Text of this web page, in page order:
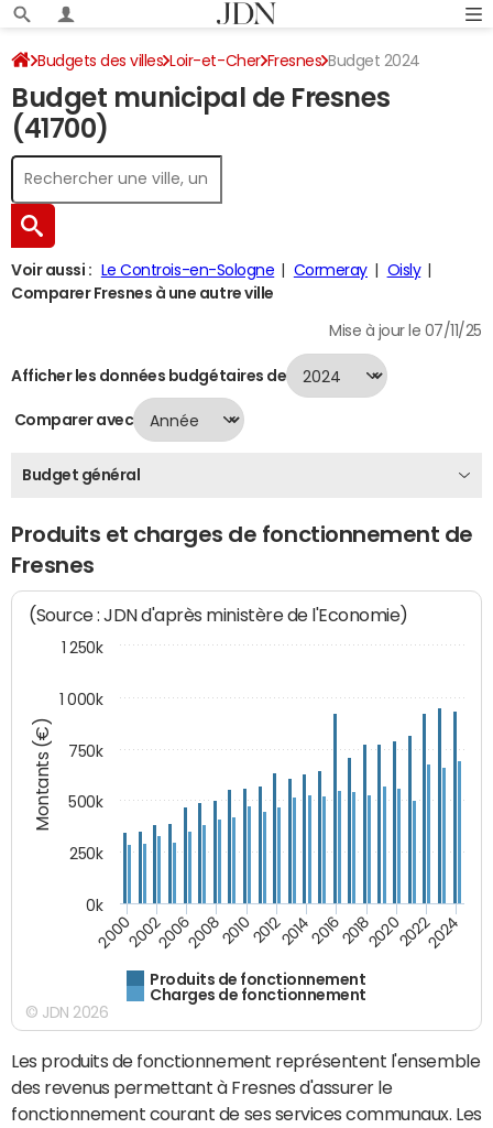
Budgets des villes Loir-et-Cher Fresnes Budget 2024
Budget municipal de Fresnes
(41700)
Voir aussi : Le Controis-en-Sologne Cormeray
Oisly
Comparer Fresnes à une autre ville
Mise à jour le 07/11/25
Afficher les données budgétaires de
Comparer avec
Budget général
Produits et charges de fonctionnement de
Fresnes
Montants (€)
(Source : JDN d'après ministère de l'Economie)
Produits de fonctionnement
Charges de fonctionnement
200020022006200820102012201420162018202020222024
0k
250k
500k
750k
1 000k
1 250k
© JDN 2026
Les produits de fonctionnement représentent l'ensemble
des revenus permettant à Fresnes d'assurer le
fonctionnement courant de ses services communaux. Les